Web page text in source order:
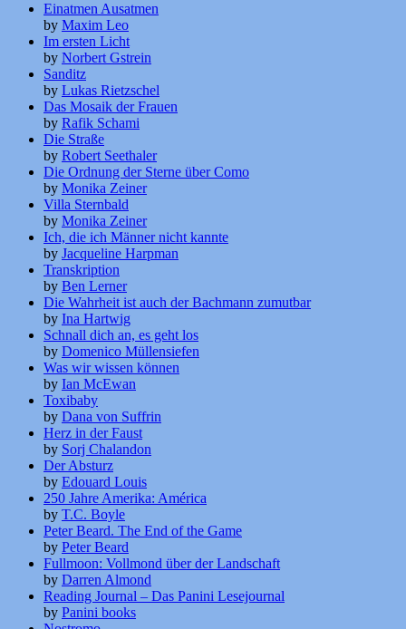
Einatmen Ausatmen
by Maxim Leo
Im ersten Licht
by Norbert Gstrein
Sanditz
by Lukas Rietzschel
Das Mosaik der Frauen
by Rafik Schami
Die Straße
by Robert Seethaler
Die Ordnung der Sterne über Como
by Monika Zeiner
Villa Sternbald
by Monika Zeiner
Ich, die ich Männer nicht kannte
by Jacqueline Harpman
Transkription
by Ben Lerner
Die Wahrheit ist auch der Bachmann zumutbar
by Ina Hartwig
Schnall dich an, es geht los
by Domenico Müllensiefen
Was wir wissen können
by Ian McEwan
Toxibaby
by Dana von Suffrin
Herz in der Faust
by Sorj Chalandon
Der Absturz
by Edouard Louis
250 Jahre Amerika: América
by T.C. Boyle
Peter Beard. The End of the Game
by Peter Beard
Fullmoon: Vollmond über der Landschaft
by Darren Almond
Reading Journal – Das Panini Lesejournal
by Panini books